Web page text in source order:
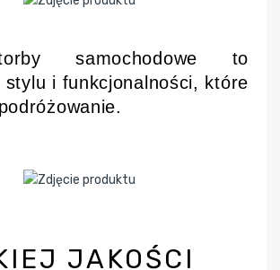
samochodowe to
stylu i funkcjonalności, które
JAKOŚCI